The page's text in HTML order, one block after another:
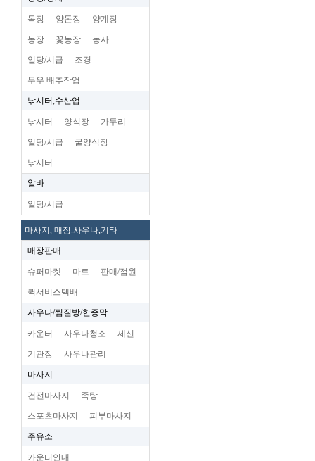
목장 양돈장 양계장
농장 꽃농장 농사
일당/시급 조경
무우 배추작업
낚시터,수산업
낚시터 양식장 가두리
일당/시급 굴양식장
낚시터
알바
일당/시급
마사지, 매장.사우나,기타
매장판매
슈퍼마켓 마트 판매/점원
퀵서비스택배
사우나/찜질방/한증막
카운터 사우나청소 세신
기관장 사우나관리
마사지
건전마사지 족탕
스포츠마사지 피부마사지
주유소
카운터안내